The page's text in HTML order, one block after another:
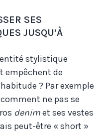
SES
JUSQU’À
stylistique
empêchent de
? Par exemple
ne pas se
denimet ses vestes
peut-être « short »